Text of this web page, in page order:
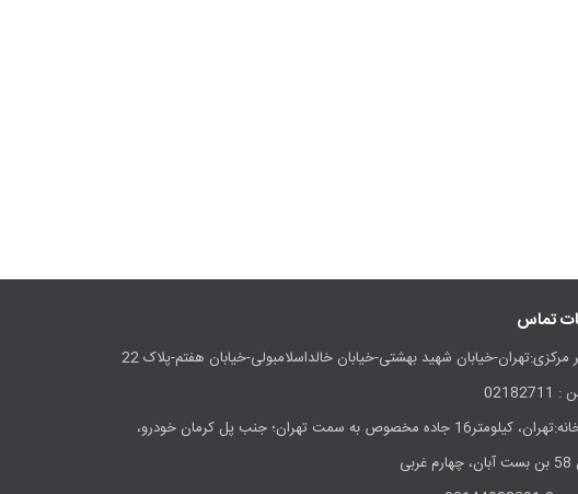
تماس
مرکزی:تهران-خیابان شهید بهشتی-خیابان خالداسلامبولی-خیابان هفتم-پلاک 22
کارخانه:تهران، کیلومتر16 جاده مخصوص به سمت تهران؛ جنب پل کرمان خودرو،